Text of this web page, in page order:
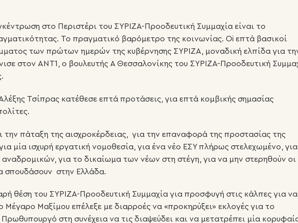
στο Περιστέρι του ΣΥΡΙΖΑ-Προοδευτική Συμμαχία είναι το
Το πραγματικό βαρόμετρο της κοινωνίας. Oi επτά βασικοί
των πρώτων ημερών της κυβέρνησης ΣΥΡΙΖΑ, μοναδική ελπίδα για
στον ΑΝΤ1, ο βουλευτής Α Θεσσαλονίκης του ΣΥΡΙΖΑ-Προοδευτική
Τσίπρας κατέθεσε επτά προτάσεις, για επτά κομβικής σημασίας
την πάταξη της αισχροκέρδειας, για την επαναφορά της προστασίας της
μία ισχυρή εργατική νομοθεσία, για ένα νέο ΕΣΥ πλήρως στελεχωμένο, για
για το δικαίωμα των νέων στη στέγη, για να μην στερηθούν οι
σπουδάσουν στην Ελλάδα.
θέση του ΣΥΡΙΖΑ-Προοδευτική Συμμαχία για προσφυγή στις κάλπες για να
Μέγαρο Μαξίμου επέλεξε με διαρροές να «προκηρύξει» εκλογές για το
στη συνέχεια να τις διαψεύδει και να μετατρέπει μία